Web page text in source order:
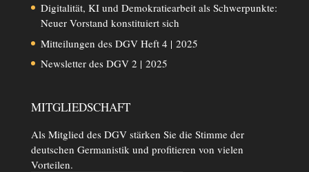
Digitalität, KI und Demokratiearbeit als Schwerpunkte:
Neuer Vorstand konstituiert sich
Mitteilungen des DGV Heft 4 | 2025
Newsletter des DGV 2 | 2025
MITGLIEDSCHAFT
Als Mitglied des DGV stärken Sie die Stimme der
deutschen Germanistik und profitieren von vielen
Vorteilen.